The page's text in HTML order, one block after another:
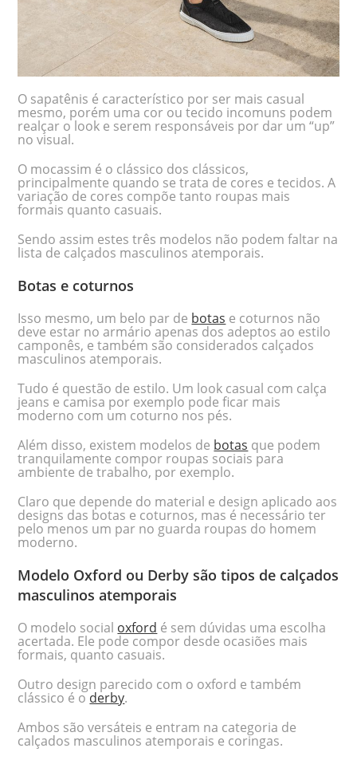
O sapatênis é característico por ser mais casual
mesmo, porém uma cor ou tecido incomuns podem
realçar o look e serem responsáveis por dar um “up”
no visual.
O mocassim é o clássico dos clássicos,
principalmente quando se trata de cores e tecidos. A
variação de cores compõe tanto roupas mais
formais quanto casuais.
Sendo assim estes três modelos não podem faltar na
lista de calçados masculinos atemporais.
Botas e coturnos
Isso mesmo, um belo par de botas e coturnos não
deve estar no armário apenas dos adeptos ao estilo
camponês, e também são considerados calçados
masculinos atemporais.
Tudo é questão de estilo. Um look casual com calça
jeans e camisa por exemplo pode ficar mais
moderno com um coturno nos pés.
Além disso, existem modelos de botas que podem
tranquilamente compor roupas sociais para
ambiente de trabalho, por exemplo.
Claro que depende do material e design aplicado aos
designs das botas e coturnos, mas é necessário ter
pelo menos um par no guarda roupas do homem
moderno.
Modelo Oxford ou Derby são tipos de calçados
masculinos atemporais
O modelo social oxford é sem dúvidas uma escolha
acertada. Ele pode compor desde ocasiões mais
formais, quanto casuais.
Outro design parecido com o oxford e também
clássico é oderby.
Ambos são versáteis e entram na categoria de
calçados masculinos atemporais e coringas.